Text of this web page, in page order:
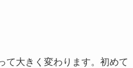
て大きく変わります。初めて